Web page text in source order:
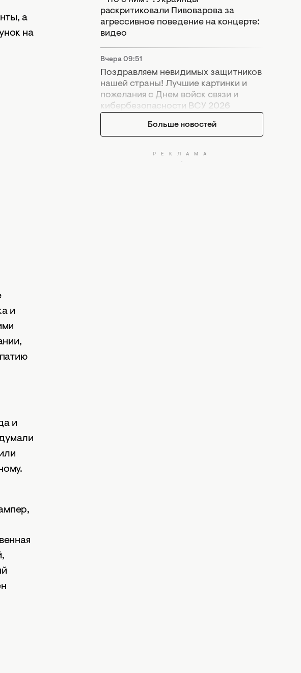
а
на
и
и
раскритиковали Пивоварова за
агрессивное поведение на концерте:
видео
Вчера 09:51
Поздравляем невидимых защитников
нашей страны! Лучшие картинки и
пожелания с Днем войск связи и
кибербезопасности ВСУ 2026
Больше новостей